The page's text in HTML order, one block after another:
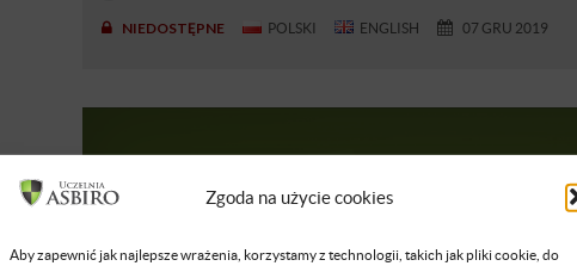
Zgoda na użycie cookies
Aby zapewnić jak najlepsze wrażenia, korzystamy z technologii, takich jak pliki cookie, do
NIEDOSTĘPNE POLSKI ENGLISH 07 GRU 2019